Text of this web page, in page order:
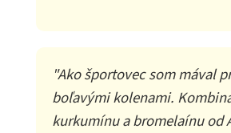
"Ako športovec som mával
boľavými kolenami.
kurkumínu a bromelaínu od